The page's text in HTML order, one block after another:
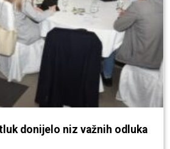
donijelo niz važnih odluka